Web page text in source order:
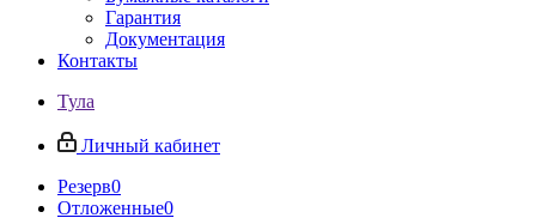
Гарантия
Документация
Контакты
Тула
Личный кабинет
Резерв0
Отложенные0